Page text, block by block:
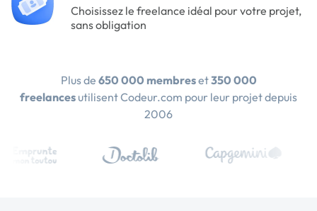
Choisissez le freelance idéal pour votre projet,
sans obligation
Plus de 650 000 membreset350 000
freelances utilisent Codeur.com pour leur projet depuis
2006